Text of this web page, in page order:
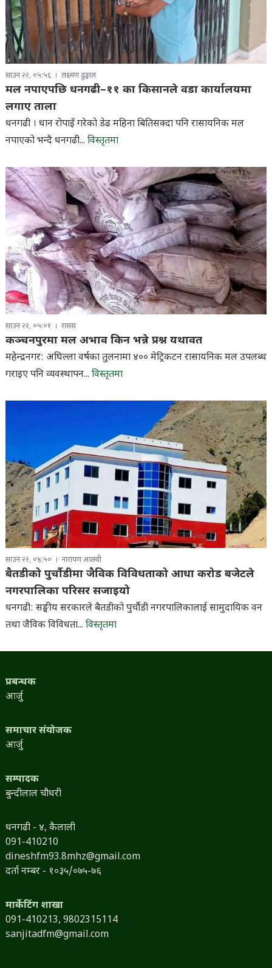
साउन २२, ०५:५६ लक्ष्मण ढुङ्गाल
मल नपाएपछि धनगढी–११ का किसानले वडा कार्यालयमा
लगाए ताला
धनगढी । धान रोपाइँ गरेको डेढ महिना बितिसक्दा पनि रासायनिक मल
नपाएको भन्दै धनगढी... विस्तृतमा
साउन २२, ०५:०१ रासस
कञ्चनपुरमा मल अभाव किन भन्ने प्रश्न यथावत
महेन्द्रनगर: अघिल्ला वर्षका तुलनामा ४०० मेट्रिकटन रासायनिक मल उपलब्ध
गराइए पनि व्यवस्थापन... विस्तृतमा
साउन २२, ०४:५० नारायण अवस्थी
बैतडीको पुर्चौडीमा जैविक विविधताको आधा करोड बजेटले
नगरपालिका परिसर सजाइयो
धनगढी: सङ्घीय सरकारले बैतडीको पुर्चौडी नगरपालिकालाई सामुदायिक वन
तथा जैविक विविधता... विस्तृतमा
प्रबन्धक
आर्जु
समाचार संयोजक
आर्जु
सम्पादक
बुन्दीलाल चौधरी
धनगढी - ४, कैलाली
091-410210
dineshfm93.8mhz@gmail.com
दर्ता नम्बर - १०३५/०७५-७६
मार्केटिंग शाखा
091-410213, 9802315114
sanjitadfm@gmail.com